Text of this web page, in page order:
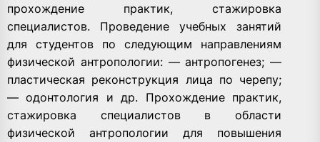
прохождение практик, стажировка
специалистов. Проведение учебных занятий
для студентов по следующим направлениям
физической антропологии: — антропогенез; —
пластическая реконструкция лица по черепу;
— одонтология и др. Прохождение практик,
стажировка специалистов в области
физической антропологии для повышения